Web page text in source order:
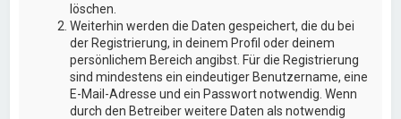
löschen.
Weiterhin werden die Daten gespeichert, die du bei
der Registrierung, in deinem Profil oder deinem
persönlichem Bereich angibst. Für die Registrierung
sind mindestens ein eindeutiger Benutzername, eine
E-Mail-Adresse und ein Passwort notwendig. Wenn
durch den Betreiber weitere Daten als notwendig